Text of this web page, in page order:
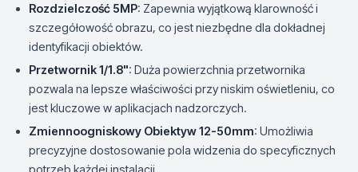
Rozdzielczość 5MP: Zapewnia wyjątkową klarowność i
szczegółowość obrazu, co jest niezbędne dla dokładnej
identyfikacji obiektów.
Przetwornik 1/1.8": Duża powierzchnia przetwornika
pozwala na lepsze właściwości przy niskim oświetleniu, co
jest kluczowe w aplikacjach nadzorczych.
Zmiennoogniskowy Obiektyw 12-50mm: Umożliwia
precyzyjne dostosowanie pola widzenia do specyficznych
potrzeb każdej instalacji.